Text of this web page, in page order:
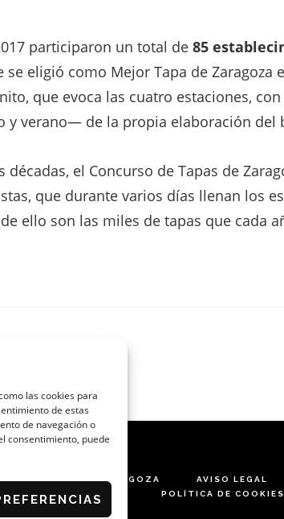
las cookies para
de estas
de navegación o
consentimiento, puede
participaron un total de 85
se eligió como Mejor Tapa de Zaragoza
que evoca las cuatro estaciones,
verano— de la propia elaboración del
décadas, el Concurso de Tapas de
que durante varios días llenan los
ello son las miles de tapas que cada
Y BARES DE ZARAGOZA AVISO LEGAL
POLÍTICA DE